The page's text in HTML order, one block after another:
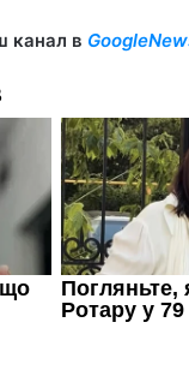
канал в